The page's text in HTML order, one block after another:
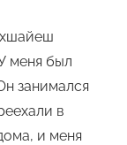
меня был
занимался
в
и меня